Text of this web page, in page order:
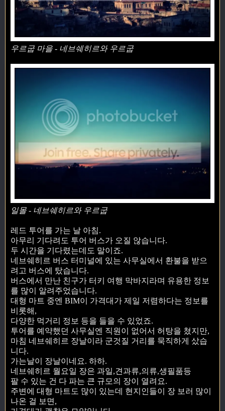
우르굽 마을 - 네브쉐히르와 우르굽
일몰 - 네브쉐히르와 우르굽
레드 투어를 가는 날 아침.
아무리 기다려도 투어 버스가 오질 않습니다.
두 시간을 기다렸는데도 말이죠.
네브쉐히르 버스 터미널에 있는 사무실에서 환불을 받으
려고 버스에 탔습니다.
버스에서 만난 친구가 터키 여행 막바지라며 유용한 정보
를 많이 알려주었습니다.
대형 마트 중엔 BIM이 가격대가 제일 저렴하다는 정보를
비롯해,
다양한 먹거리 정보 등을 들을 수 있었죠.
투어를 예약했던 사무실엔 직원이 없어서 허탕을 쳤지만,
마침 네브쉐히르 장날이라 군것질 거리를 묵직하게 샀습
니다.
가는날이 장날이네요. 하하.
네브쉐히르 월요일 장은 과일,견과류,의류,생필품등
팔 수 있는 건 다 파는 큰 규모의 장이 열려요.
주변에 대형 마트도 많이 있는데 현지인들이 장 보러 많이
나온 걸 보면,